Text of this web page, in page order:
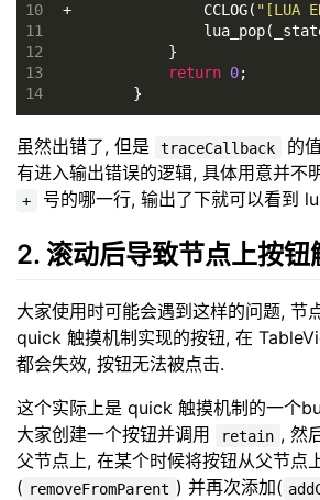
10
11
12
13
14
+               CCLOG( "[LUA
            }
return 0;
        }
虽然出错了, 但是 traceCallback
的
有进入输出错误的逻辑, 具体用意并不
+ 号的哪一行, 输出了下就可以看到
2. 滚动后导致节点上按钮
大家使用时可能会遇到这样的问题, 节
quick 触摸机制实现的按钮, 在
都会失效, 按钮无法被点击.
这个实际上是 quick 触摸机制的一个
大家创建一个按钮并调用
retain , 然
父节点上, 在某个时候将按钮从父节点
( removeFromParent ) 并再次添加(